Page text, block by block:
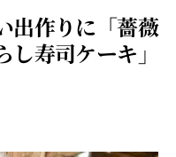
出作りに「薔薇
し寿司ケーキ」